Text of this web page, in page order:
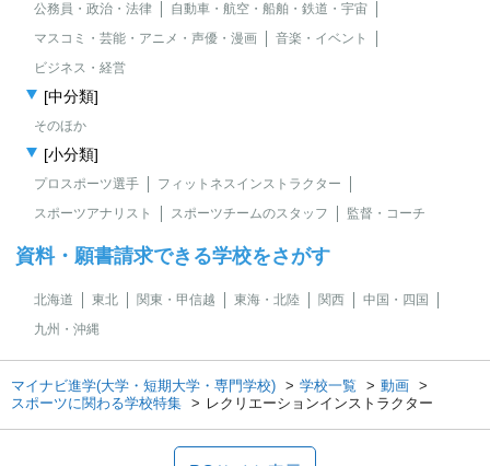
公務員・政治・法律
自動車・航空・船舶・鉄道・宇宙
マスコミ・芸能・アニメ・声優・漫画
音楽・イベント
ビジネス・経営
[中分類]
そのほか
[小分類]
プロスポーツ選手
フィットネスインストラクター
スポーツアナリスト
スポーツチームのスタッフ 監督・コーチ
資料・願書請求できる学校をさがす
北海道 東北 関東・甲信越 東海・北陸 関西
中国・四国
九州・沖縄
マイナビ進学(大学・短期大学・専門学校) 学校一覧
動画
スポーツに関わる学校特集
レクリエーションインストラクター